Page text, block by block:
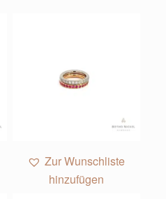
Zur Wunschliste
hinzufügen